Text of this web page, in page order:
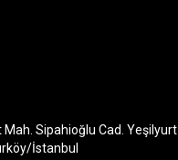
Sipahioğlu Cad. Yeşilyurt
İstanbul